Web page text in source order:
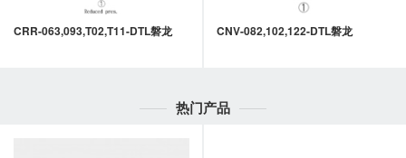
CRR-063,093,T02,T11-DTL磐龙 CNV-082,102,122-DTL磐龙
热门产品